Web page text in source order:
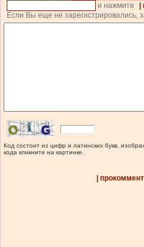
и нажмите
Если Вы еще не зарегистрировались,
Код состоит из цифр и латинских букв,
кода кликните на картинке.
|